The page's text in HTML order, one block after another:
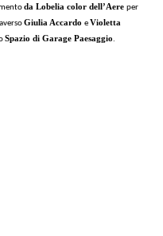
da Lobelia color dell’Aere per
Giulia Accardo eVioletta
Spazio di Garage Paesaggio.